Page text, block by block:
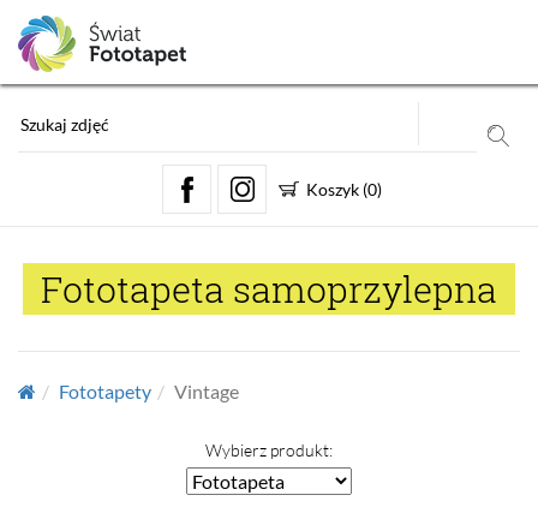
Koszyk (0)
Fototapeta samoprzylepna
Fototapety Vintage
Wybierz produkt: